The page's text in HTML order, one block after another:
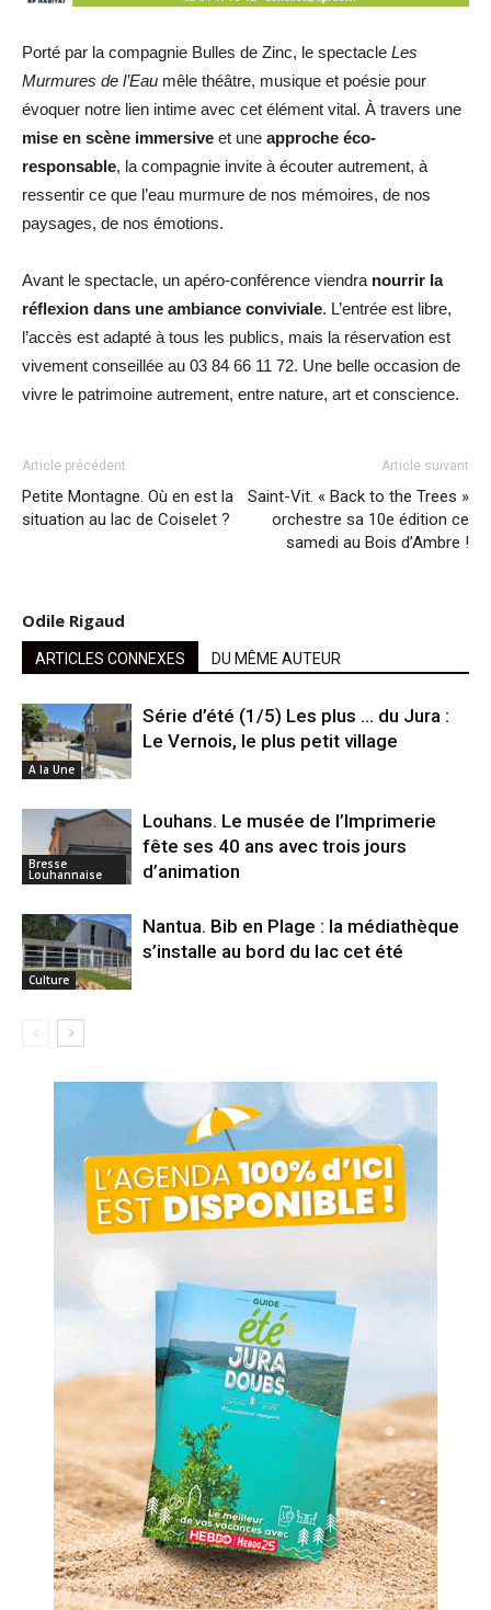
Porté par la compagnie Bulles de Zinc, le spectacle Les
Murmures de l’Eau mêle théâtre, musique et poésie pour
évoquer notre lien intime avec cet élément vital. À travers une
mise en scène immersive et une approche éco-
responsable, la compagnie invite à écouter autrement, à
ressentir ce que l’eau murmure de nos mémoires, de nos
paysages, de nos émotions.
Avant le spectacle, un apéro-conférence viendra nourrir la
réflexion dans une ambiance conviviale. L’entrée est libre,
l’accès est adapté à tous les publics, mais la réservation est
vivement conseillée au 03 84 66 11 72. Une belle occasion de
vivre le patrimoine autrement, entre nature, art et conscience.
Article précédent
Petite Montagne. Où en est la
situation au lac de Coiselet ?
Article suivant
Saint-Vit. « Back to the Trees »
orchestre sa 10e édition ce
samedi au Bois d’Ambre !
Odile Rigaud
ARTICLES CONNEXES DU MÊME AUTEUR
A la Une
Série d’été (1/5) Les plus … du Jura :
Le Vernois, le plus petit village
Bresse
Louhannaise
Louhans. Le musée de l’Imprimerie
fête ses 40 ans avec trois jours
d’animation
Culture
Nantua. Bib en Plage : la médiathèque
s’installe au bord du lac cet été